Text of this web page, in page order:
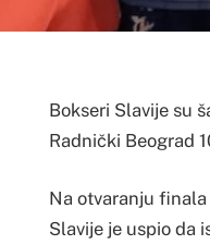
Bokseri Slavije su
Radnički Beograd
Na otvaranju
Slavije je uspio da